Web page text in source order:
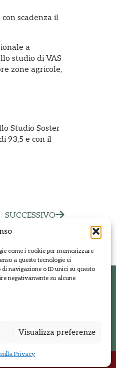
come i cookie per memorizzare
a queste tecnologie ci
navigazione o ID unici su questo
negativamente su alcune
Visualizza preferenze
Privacy
scadenza il
a
studio di VAS
zone agricole,
Studio Soster
93,5 e con il
SUCCESSIVO